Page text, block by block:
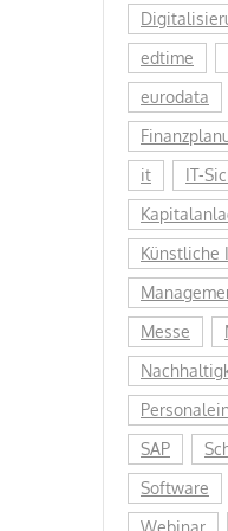
edtime
eurodata
it
IT-
Künstliche
Messe
SAP
Software
Webinar